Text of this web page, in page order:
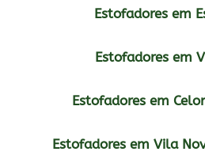
Estofadores em
Estofadores em
Estofadores em
Estofadores em Vila